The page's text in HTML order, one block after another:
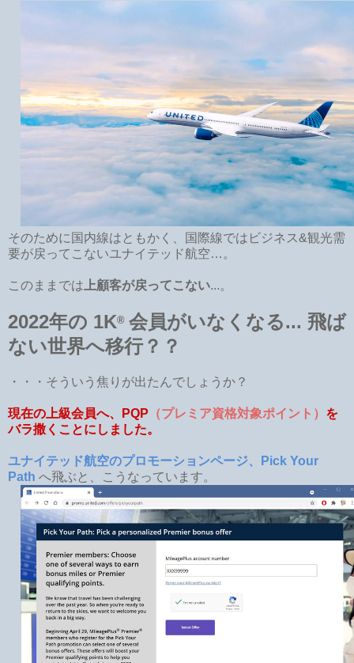
そのために国内線はともかく、国際線ではビジネス&観光需
要が戻ってこないユナイテッド航空…。
このままでは 上顧客が戻ってこない...。
2022年の 1K® 会員がいなくなる... 飛ば
ない世界へ移行？？
・・・そういう焦りが出たんでしょうか？
現在の上級会員へ、PQP （プレミア資格対象ポイント） を
バラ撒くことにしました。
ユナイテッド航空のプロモーションページ、Pick Your
Path へ飛ぶと、こうなっています。